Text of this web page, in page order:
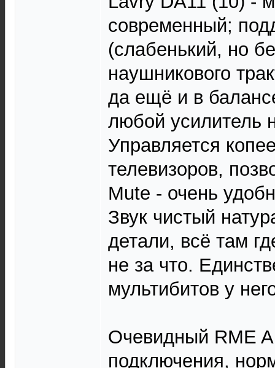
современный;
(слабенький, но
наушникового
да ещё и в
любой усилитель
Управляется
телевизоров,
Mute - очень
Звук чистый
детали, всё там
не за что.
мультибитов у
Очевидный RME
подключения,